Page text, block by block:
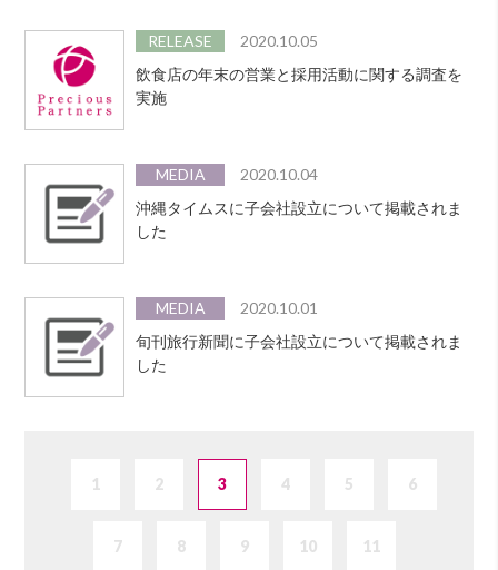
RELEASE 2020.10.05
飲食店の年末の営業と採用活動に関する調査を
実施
MEDIA 2020.10.04
沖縄タイムスに子会社設立について掲載されま
した
MEDIA 2020.10.01
旬刊旅行新聞に子会社設立について掲載されま
した
1 2 3 4 5 6
7 8 9 10 11